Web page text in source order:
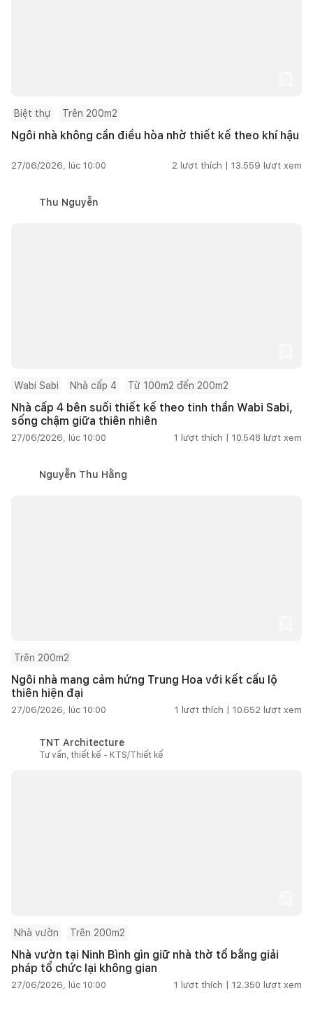
Biệt thự Trên 200m2
Ngôi nhà không cần điều hòa nhờ thiết kế theo khí hậu
27/06/2026, lúc 10:00 2 lượt thích | 13.559 lượt xem
Thu Nguyễn
Wabi Sabi Nhà cấp 4 Từ 100m2 đến 200m2
Nhà cấp 4 bên suối thiết kế theo tinh thần Wabi Sabi,
sống chậm giữa thiên nhiên
27/06/2026, lúc 10:00 1 lượt thích | 10.548 lượt xem
Nguyễn Thu Hằng
Trên 200m2
Ngôi nhà mang cảm hứng Trung Hoa với kết cấu lộ
thiên hiện đại
27/06/2026, lúc 10:00 1 lượt thích | 10.652 lượt xem
TNT Architecture
Tư vấn, thiết kế - KTS/Thiết kế
Nhà vườn Trên 200m2
Nhà vườn tại Ninh Bình gìn giữ nhà thờ tổ bằng giải
pháp tổ chức lại không gian
27/06/2026, lúc 10:00 1 lượt thích | 12.350 lượt xem